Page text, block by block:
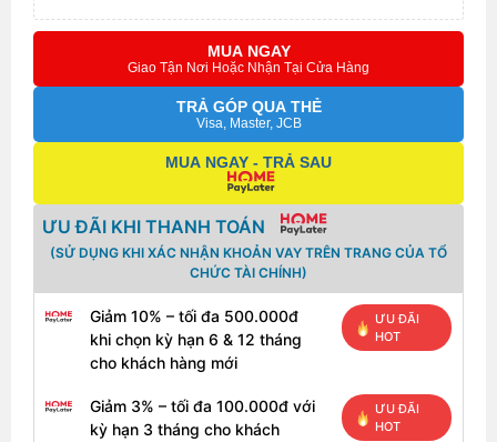
MUA NGAY
Giao Tận Nơi Hoặc Nhận Tại Cửa Hàng
TRẢ GÓP QUA THẺ
Visa, Master, JCB
MUA NGAY - TRẢ SAU
ƯU ĐÃI KHI THANH TOÁN
(SỬ DỤNG KHI XÁC NHẬN KHOẢN VAY TRÊN TRANG CỦA TỔ
CHỨC TÀI CHÍNH)
Giảm 10% – tối đa 500.000đ
khi chọn kỳ hạn 6 & 12 tháng
cho khách hàng mới
ƯU ĐÃI
HOT
Giảm 3% – tối đa 100.000đ với
kỳ hạn 3 tháng cho khách
ƯU ĐÃI
HOT